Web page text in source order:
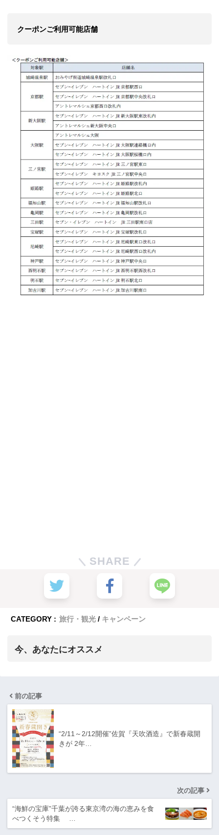
クーポンご利用可能店舗
SHARE
CATEGORY : 旅行・観光 キャンペーン
今、あなたにオススメ
前の記事
“2/11～2/12開催”佐賀『天吹酒造』で新春蔵開
きが 2年…
次の記事
“海鮮の宝庫”千葉が誇る東京湾の海の恵みを食
べつくそう特集 …